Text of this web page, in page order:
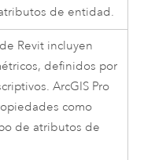
de entidad.
Revit incluyen
definidos por
ArcGIS Pro
como
de atributos de